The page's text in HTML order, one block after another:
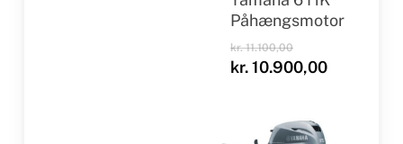
Påhængsmotor
kr.11.100,00Den
oprindelige
kr. 11.100,00.
kr.10.900,00Den